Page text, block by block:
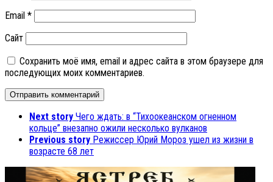
Email *
Сайт
Сохранить моё имя, email и адрес сайта в этом браузере для
последующих моих комментариев.
Next story Чего ждать: в “Тихоокеанском огненном
кольце” внезапно ожили несколько вулканов
Previous story Режиссер Юрий Мороз ушел из жизни в
возрасте 68 лет